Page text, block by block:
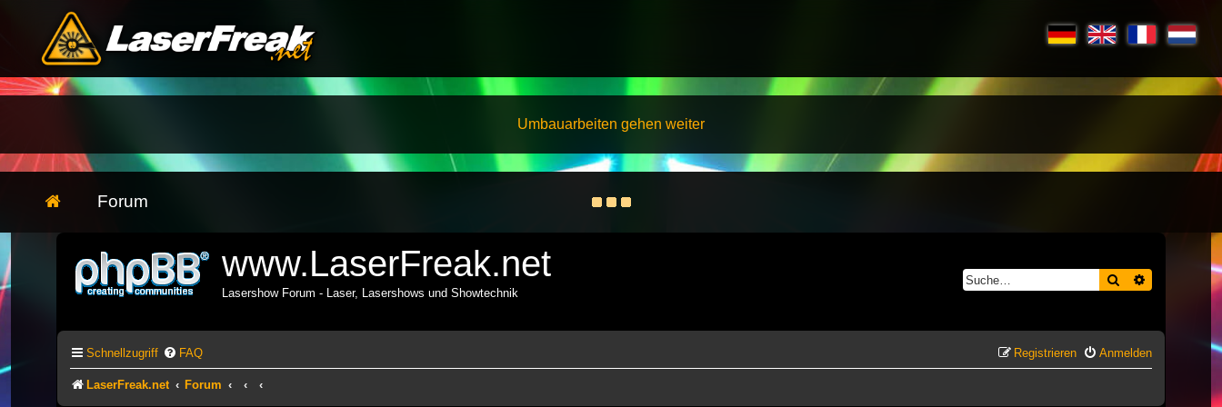
Umbauarbeiten gehen weiter
Forum
www.LaserFreak.net
Lasershow Forum - Laser, Lasershows und Showtechnik
Suche Erweiterte
Schnellzugriff FAQ Anmelden
Registrieren
LaserFreak.net Forum